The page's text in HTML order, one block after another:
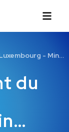
du
- Min…